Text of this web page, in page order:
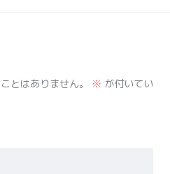
とはありません。 ※ が付いてい